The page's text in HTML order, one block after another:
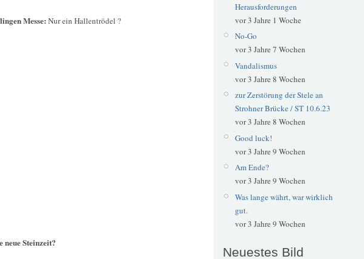
Messe: Nur ein Hallentrödel ?
neue Steinzeit?
Herausforderungen
vor 3 Jahre 1 Woche
No-Go
vor 3 Jahre 7 Wochen
Vandalismus
vor 3 Jahre 8 Wochen
zur Zerstörung der Stele an
Strohner Brücke / ST 10.6.23
vor 3 Jahre 8 Wochen
Good luck!
vor 3 Jahre 9 Wochen
Am Ende?
vor 3 Jahre 9 Wochen
Was lange währt, war wirklich
gut.
vor 3 Jahre 9 Wochen
Neuestes Bild